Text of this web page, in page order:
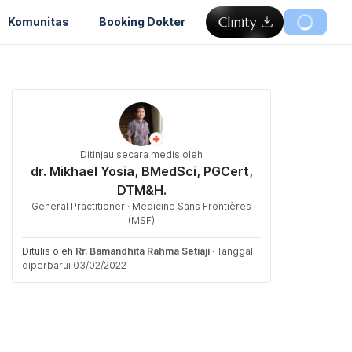
Komunitas Booking Dokter
Ditinjau secara medis oleh
dr. Mikhael Yosia, BMedSci, PGCert,
DTM&H.
General Practitioner · Medicine Sans Frontières
(MSF)
Ditulis oleh Rr. Bamandhita Rahma Setiaji · Tanggal
diperbarui 03/02/2022